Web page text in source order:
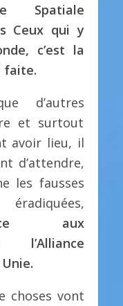
Spatiale
Ceux qui y
c’est la
faite.
d’autres
et surtout
avoir lieu, il
d’attendre,
les fausses
aux
l’Alliance
choses vont